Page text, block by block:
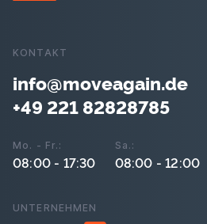
KONTAKT
info@moveagain.de
+49 221 82828785
Mo. - Fr.:
08:00 - 17:30
Sa.:
08:00 - 12:00
UNTERNEHMEN